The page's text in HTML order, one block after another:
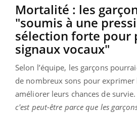
Mortalité : les
"soumis à une
sélection forte pour
signaux vocaux"
Selon l’équipe, les garçons
de nombreux sons pour
améliorer leurs chances de survie.
c'est peut-être parce que les